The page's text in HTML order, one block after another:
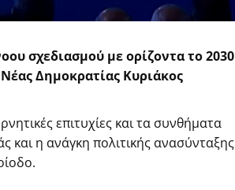
σχεδιασμού με ορίζοντα το 2030
Δημοκρατίας Κυριάκος
επιτυχίες και τα συνθήματα
και η ανάγκη πολιτικής ανασύνταξης